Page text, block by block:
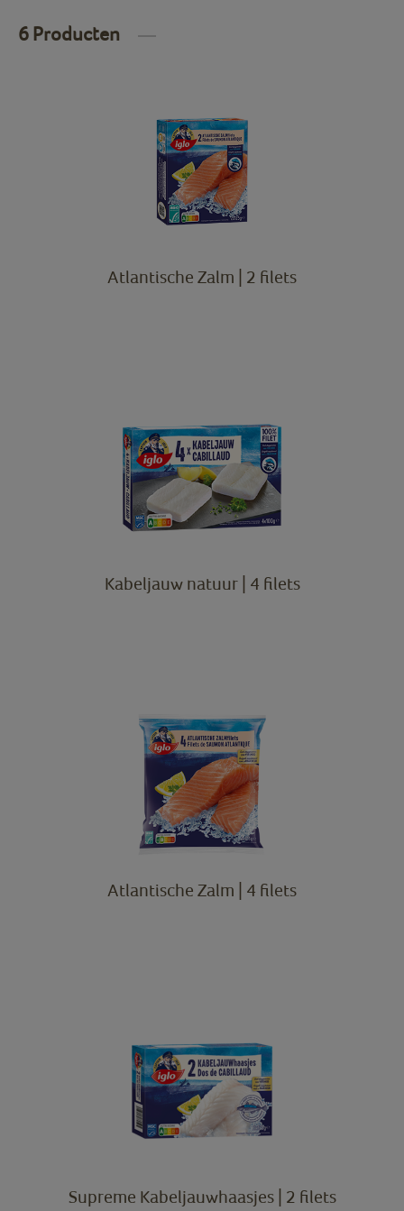
6 Producten
Atlantische Zalm | 2 filets
Kabeljauw natuur | 4 filets
Atlantische Zalm | 4 filets
Supreme Kabeljauwhaasjes | 2 filets